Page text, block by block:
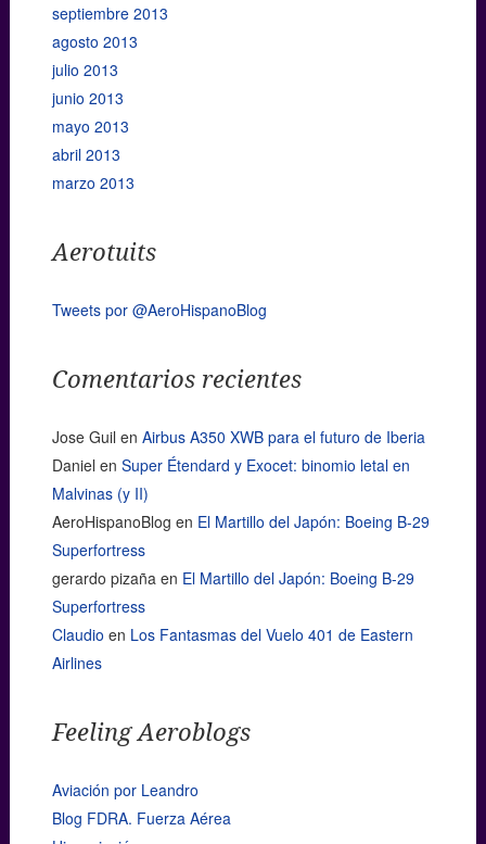
septiembre 2013
agosto 2013
julio 2013
junio 2013
mayo 2013
abril 2013
marzo 2013
Aerotuits
Tweets por @AeroHispanoBlog
Comentarios recientes
Jose Guil en Airbus A350 XWB para el futuro de Iberia
Daniel en Super Étendard y Exocet: binomio letal en
Malvinas (y II)
AeroHispanoBlog en El Martillo del Japón: Boeing B-29
Superfortress
gerardo pizaña en El Martillo del Japón: Boeing B-29
Superfortress
Claudio en Los Fantasmas del Vuelo 401 de Eastern
Airlines
Feeling Aeroblogs
Aviación por Leandro
Blog FDRA. Fuerza Aérea